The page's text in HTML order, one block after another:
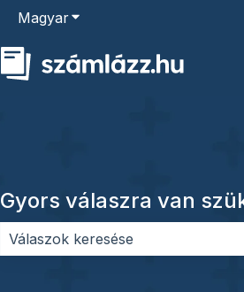
MagyarAlmenü megjelenítése
Gyors válaszra van